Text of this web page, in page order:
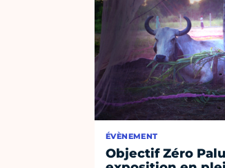
ÉVÈNEMENT
Objectif Zéro